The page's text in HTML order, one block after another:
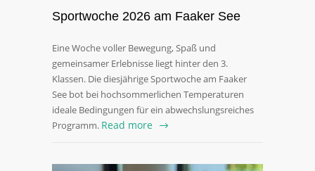
Sportwoche 2026 am Faaker See
Eine Woche voller Bewegung, Spaß und
gemeinsamer Erlebnisse liegt hinter den 3.
Klassen. Die diesjährige Sportwoche am Faaker
See bot bei hochsommerlichen Temperaturen
ideale Bedingungen für ein abwechslungsreiches
Programm. Read more